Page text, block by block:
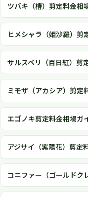
ツバキ（椿）剪定料金相
ヒメシャラ（姫沙羅）剪
サルスベリ（百日紅）剪
ミモザ（アカシア）剪定
エゴノキ剪定料金相場ガ
アジサイ（紫陽花）剪定
コニファー（ゴールドク